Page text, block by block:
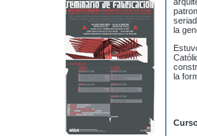
la
la